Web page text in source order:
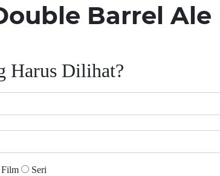
Barrel Ale
Harus Dilihat?
Seri